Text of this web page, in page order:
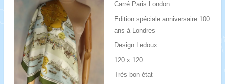
Carré Paris London
Edition spéciale anniversaire 100
ans à Londres
Design Ledoux
120 x 120
Très bon état